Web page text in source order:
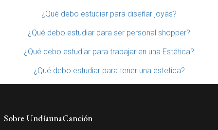
¿Qué debo estudiar para diseñar joyas?
¿Qué debo estudiar para ser personal shopper?
¿Qué debo estudiar para trabajar en una Estética?
¿Qué debo estudiar para tener una estetica?
Sobre UndíaunaCanción